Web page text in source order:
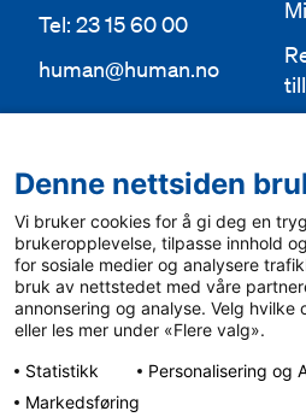
Tel: 23 15 60 00
human@human.no
Aktuelt
For media
Ledige stillinger
English
Sámegiel álgosiidui
Denne nettsiden
Vi bruker cookies for å gi deg en
brukeropplevelse, tilpasse innhold
for sosiale medier og analysere
bruk av nettstedet med våre
annonsering og analyse. Velg hvilke
eller les mer under «Flere valg».
Statistikk
Personalisering og
Markedsføring